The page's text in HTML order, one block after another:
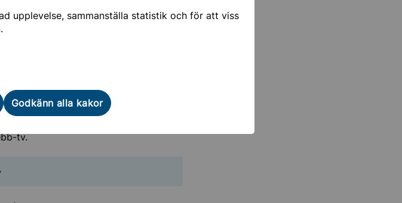
upplevelse, sammanställa statistik och för att viss
Godkänn alla kakor
från kommunfullmäktiges
tv.